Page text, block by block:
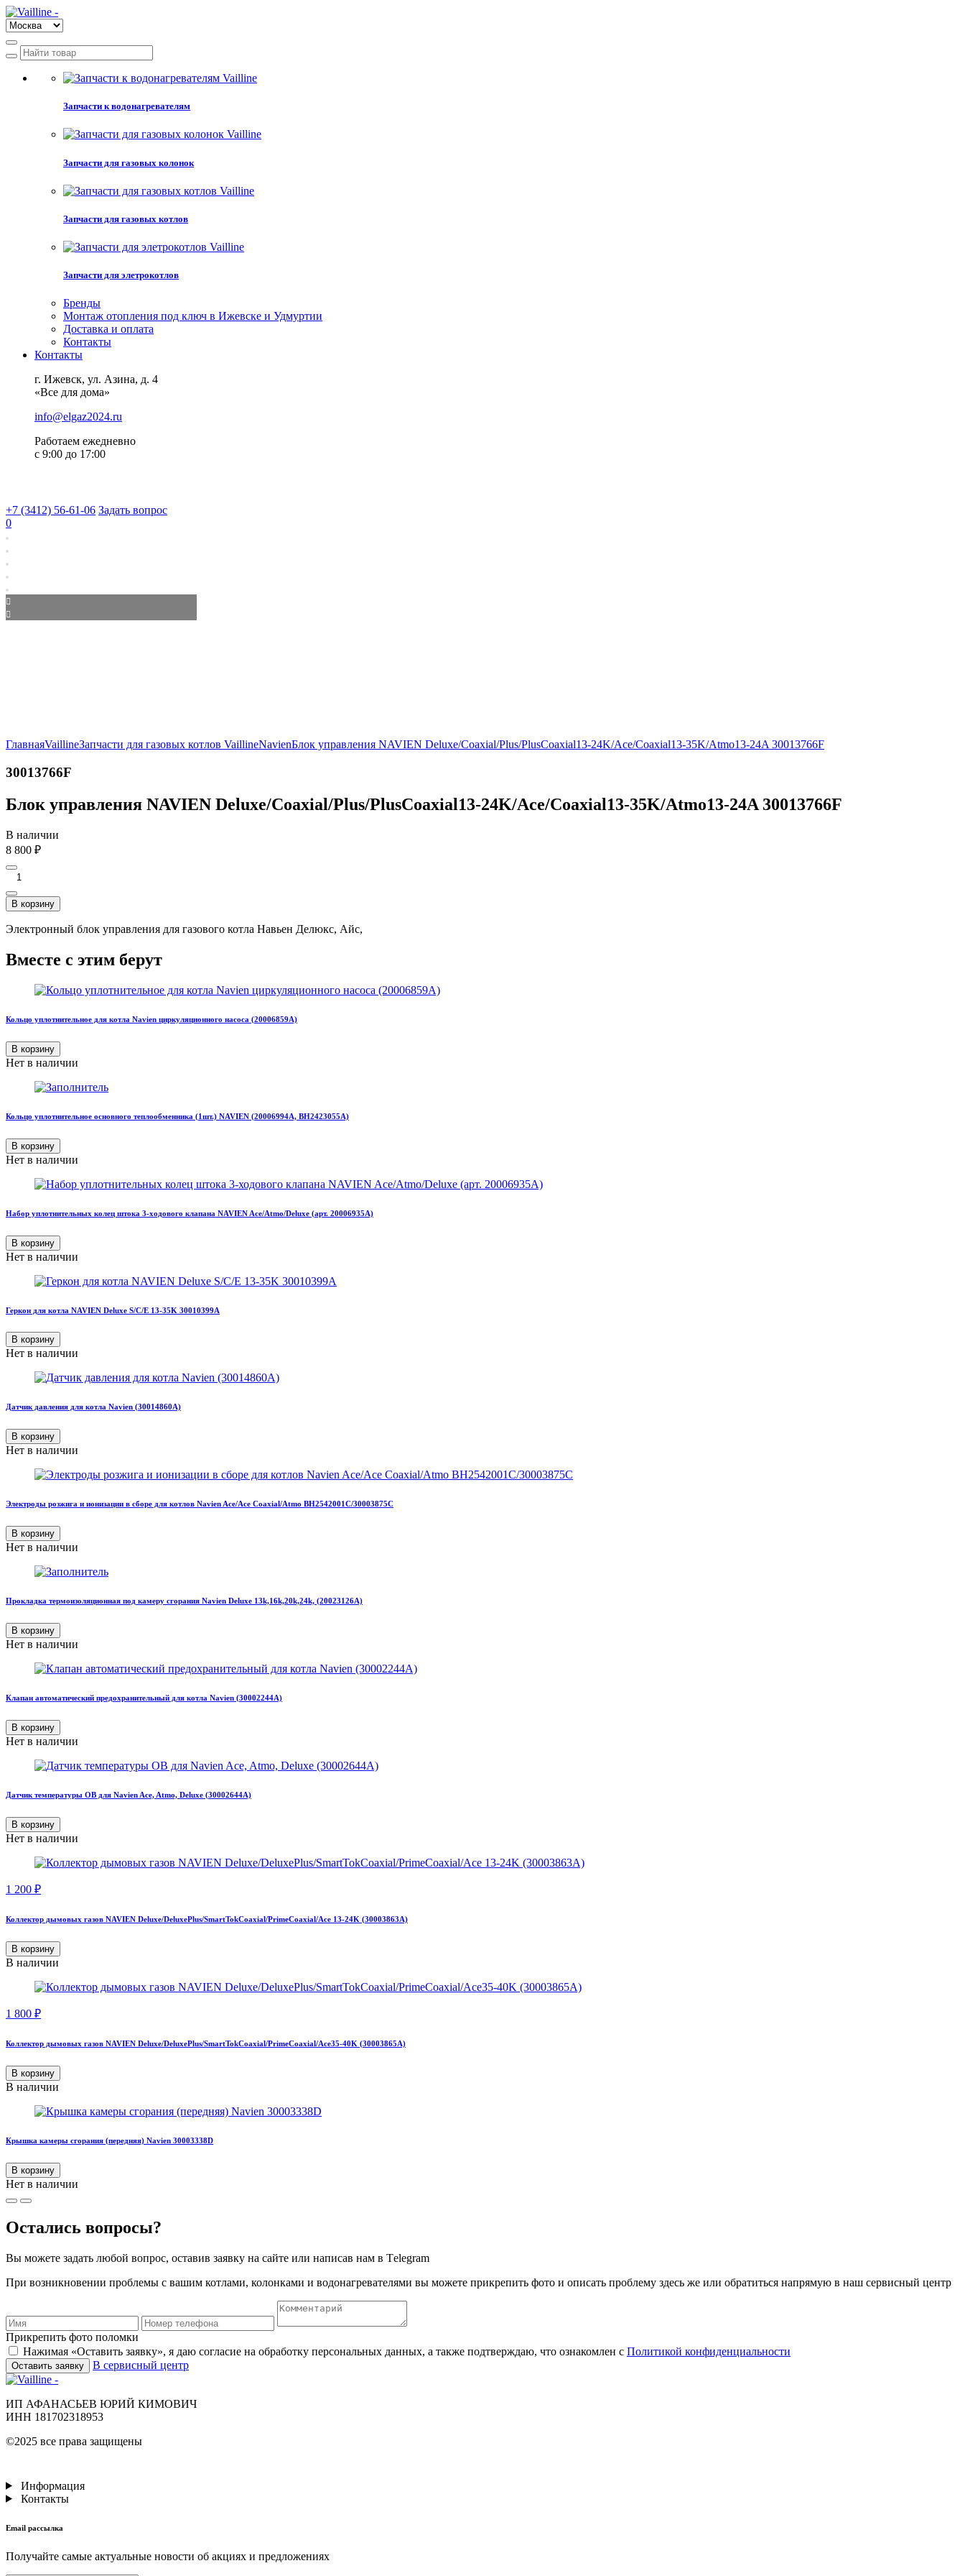
Запчасти к водонагревателям
Запчасти для газовых колонок
Запчасти для газовых котлов
Запчасти для элетрокотлов
Бренды
Монтаж отопления под ключ в Ижевске и Удмуртии
Доставка и оплата
Контакты
Контакты
г. Ижевск, ул. Азина, д. 4
«Все для дома»
info@elgaz2024.ru
Работаем eжедневно
с 9:00 до 17:00
+7 (3412) 56-61-06 Задать вопрос
0
ГлавнаяVaillineЗапчасти для газовых котлов VaillineNavienБлок управления NAVIEN Deluxe/Coaxial/Plus/PlusCoaxial13-24K/Ace/Coaxial13-35K/Atmo13-24A 30013766F
30013766F
Блок управления NAVIEN Deluxe/Coaxial/Plus/PlusCoaxial13-24K/Ace/Coaxial13-35K/Atmo13-24A 30013766F
В наличии
8 800 ₽
В корзину
Электронный блок управления для газового котла Навьен Делюкс, Айс,
Вместе с этим берут
Кольцо уплотнительное для котла Navien циркуляционного насоса (20006859A)
В корзину
Нет в наличии
Кольцо уплотнительное основного теплообменника (1шт.) NAVIEN (20006994А, BH2423055A)
В корзину
Нет в наличии
Набор уплотнительных колец штока 3-ходового клапана NAVIEN Ace/Atmo/Deluxe (арт. 20006935A)
В корзину
Нет в наличии
Геркон для котла NAVIEN Deluxe S/C/E 13-35K 30010399A
В корзину
Нет в наличии
Датчик давления для котла Navien (30014860A)
В корзину
Нет в наличии
Электроды розжига и ионизации в сборе для котлов Navien Ace/Ace Coaxial/Atmo BH2542001C/30003875C
В корзину
Нет в наличии
Прокладка термоизоляционная под камеру сгорания Navien Deluxe 13k,16k,20k,24k, (20023126А)
В корзину
Нет в наличии
Клапан автоматический предохранительный для котла Navien (30002244A)
В корзину
Нет в наличии
Датчик температуры ОВ для Navien Ace, Atmo, Deluxe (30002644A)
В корзину
Нет в наличии
1 200 ₽
Коллектор дымовых газов NAVIEN Deluxe/DeluxePlus/SmartTokCoaxial/PrimeCoaxial/Ace 13-24K (30003863A)
В корзину
В наличии
1 800 ₽
Коллектор дымовых газов NAVIEN Deluxe/DeluxePlus/SmartTokCoaxial/PrimeCoaxial/Ace35-40K (30003865A)
В корзину
В наличии
Крышка камеры сгорания (передняя) Navien 30003338D
В корзину
Нет в наличии
Остались вопросы?
Вы можете задать любой вопрос, оставив заявку на сайте или написав нам в Тelegram
При возникновении проблемы с вашим котлами, колонками и водонагревателями вы можете прикрепить фото и описать проблему здесь же или обратиться напрямую в наш сервисный центр
Прикрепить фото поломки
Нажимая «Оставить заявку», я даю согласие на обработку персональных данных, а также подтверждаю, что ознакомлен с Политикой конфиденциальности
Оставить заявку В сервисный центр
ИП АФАНАСЬЕВ ЮРИЙ КИМОВИЧ
ИНН 181702318953
©2025 все права защищены
Информация
Контакты
Email рассылка
Получайте самые актуальные новости об акциях и предложениях